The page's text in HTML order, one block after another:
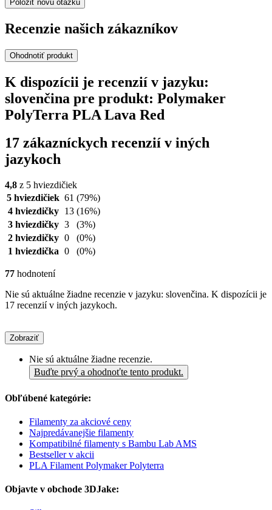
Položiť novú otázku
Recenzie našich zákazníkov
Ohodnotiť produkt
K dispozícii je recenzií v jazyku:
slovenčina pre produkt: Polymaker
PolyTerra PLA Lava Red
17 zákazníckych recenzií v iných
jazykoch
4,8 z 5 hviezdičiek
5 hviezdičiek 61 (79%)
4 hviezdičky
13 (16%)
3 hviezdičky 3
(3%)
2 hviezdičky 0
(0%)
1 hviezdička 0 (0%)
77 hodnotení
Nie sú aktuálne žiadne recenzie v jazyku: slovenčina. K dispozícii je
17 recenzií v iných jazykoch.
Zobraziť
Nie sú aktuálne žiadne recenzie.
Buďte prvý a ohodnoťte tento produkt.
Obľúbené kategórie:
Filamenty za akciové ceny
Najpredávanejšie filamenty
Kompatibilné filamenty s Bambu Lab AMS
Bestseller v akcii
PLA Filament Polymaker Polyterra
Objavte v obchode 3DJake: